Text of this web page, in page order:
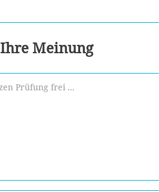
Ihre Meinung